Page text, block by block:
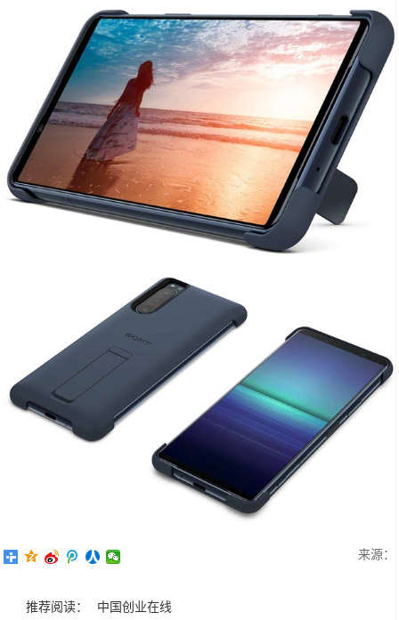
来源：
推荐阅读： 中国创业在线